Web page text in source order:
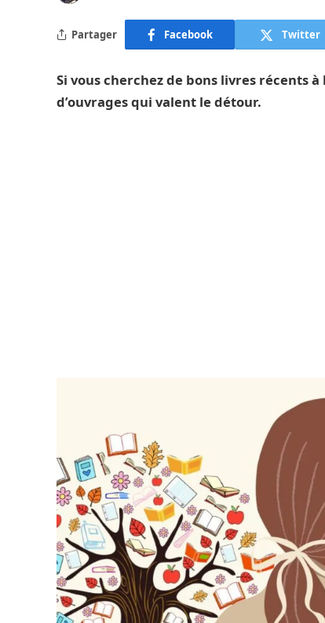
Partager Facebook Twitter
Si vous cherchez de bons livres récents
d’ouvrages qui valent le détour.